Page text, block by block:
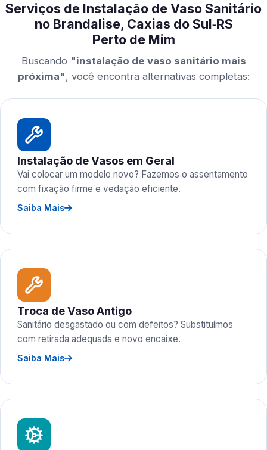
Serviços de Instalação de Vaso Sanitário
no Brandalise, Caxias do Sul‑RS
Perto de Mim
Buscando "instalação de vaso sanitário mais
próxima", você encontra alternativas completas:
Instalação de Vasos em Geral
Vai colocar um modelo novo? Fazemos o assentamento
com fixação firme e vedação eficiente.
Saiba Mais
Troca de Vaso Antigo
Sanitário desgastado ou com defeitos? Substituímos
com retirada adequada e novo encaixe.
Saiba Mais